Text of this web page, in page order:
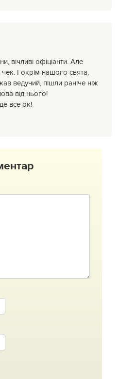
вічливі офіціанти. Але
І окрім нашого свята,
ведучий, пішли раніче ніж
від нього!
все ок!